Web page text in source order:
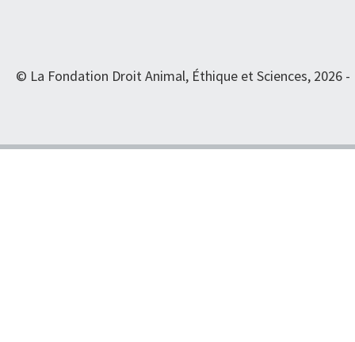
© La Fondation Droit Animal, Éthique et Sciences, 2026 -